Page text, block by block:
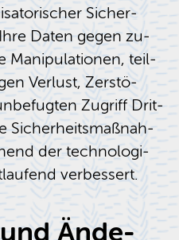
Si­cher­
Daten gegen zu­
Ma­ni­pu­la­tio­nen, teil­
Ver­lust, Zer­stö­
Zu­griff Drit­
Si­cher­heits­maß­nah­
der tech­no­lo­gi­
ver­bes­sert.
Än­de­